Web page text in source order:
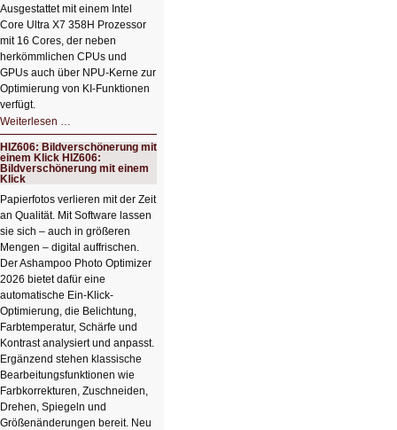
Ausgestattet mit einem Intel
Core Ultra X7 358H Prozessor
mit 16 Cores, der neben
herkömmlichen CPUs und
GPUs auch über NPU-Kerne zur
Optimierung von KI-Funktionen
verfügt.
Weiterlesen …
Schicker
kompakter
Rechenturbo
HIZ606: Bildverschönerung mit
einem Klick HIZ606:
Bildverschönerung mit einem
Klick
Papierfotos verlieren mit der Zeit
an Qualität. Mit Software lassen
sie sich – auch in größeren
Mengen – digital auffrischen.
Der Ashampoo Photo Optimizer
2026 bietet dafür eine
automatische Ein-Klick-
Optimierung, die Belichtung,
Farbtemperatur, Schärfe und
Kontrast analysiert und anpasst.
Ergänzend stehen klassische
Bearbeitungsfunktionen wie
Farbkorrekturen, Zuschneiden,
Drehen, Spiegeln und
Größenänderungen bereit. Neu